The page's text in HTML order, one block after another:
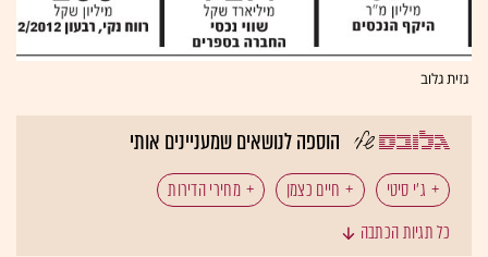
גזית גלוב
הוספה לנושאים שמעניינים אותי
ג'י סיטי חיים כצמן
מחירי הדירות
כל תגיות הכתבה